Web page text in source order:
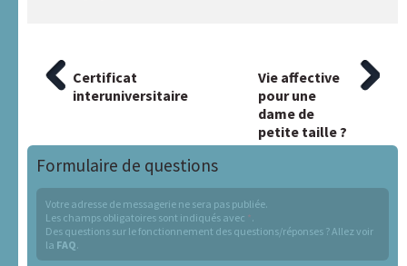
Navigation
l’article
Article
pr�c�dent
Certificat
interuniversitaire
Article
suivant
:
Vie affective
pour une
dame de
petite taille ?
Formulaire de questions
Votre adresse de messagerie ne sera pas publiée.
Les champs obligatoires sont indiqués avec *.
Des questions sur le fonctionnement des questions/réponses ? Allez voir
la FAQ.